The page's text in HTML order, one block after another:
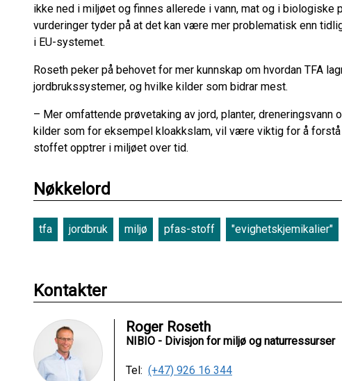
ikke ned i miljøet og finnes allerede i vann, mat og i biologiske
vurderinger tyder på at det kan være mer problematisk enn
i EU-systemet.
Roseth peker på behovet for mer kunnskap om hvordan TFA
jordbrukssystemer, og hvilke kilder som bidrar mest.
– Mer omfattende prøvetaking av jord, planter, dreneringsvann
kilder som for eksempel kloakkslam, vil være viktig for å
stoffet opptrer i miljøet over tid.
Nøkkelord
tfa jordbruk miljø pfas-stoff "evighetskjemikalier"
Kontakter
Roger Roseth
NIBIO - Divisjon for miljø og naturressurser
Tel: (+47) 926 16 344